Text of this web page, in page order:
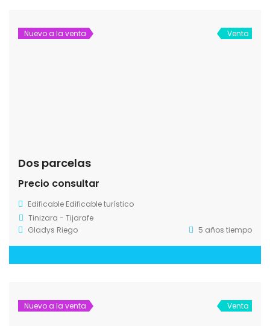
Nuevo a la venta Venta
Dos parcelas
Precio consultar
Edificable Edificable turístico
Tinizara - Tijarafe
Gladys Riego
5 años tiempo
Nuevo a la venta Venta